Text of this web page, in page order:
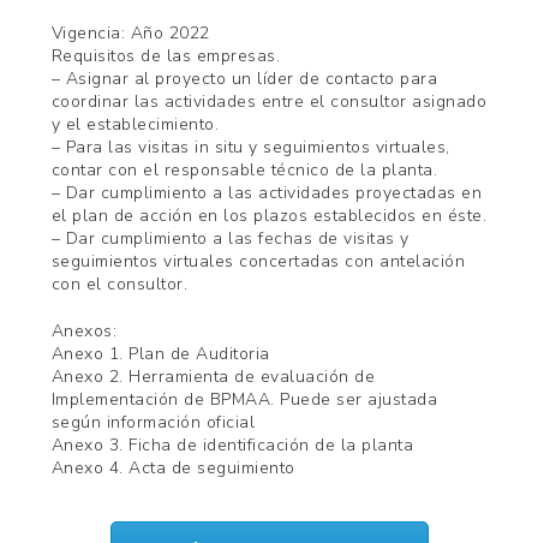
Vigencia: Año 2022
Requisitos de las empresas.
– Asignar al proyecto un líder de contacto para
coordinar las actividades entre el consultor asignado
y el establecimiento.
– Para las visitas in situ y seguimientos virtuales,
contar con el responsable técnico de la planta.
– Dar cumplimiento a las actividades proyectadas en
el plan de acción en los plazos establecidos en éste.
– Dar cumplimiento a las fechas de visitas y
seguimientos virtuales concertadas con antelación
con el consultor.
Anexos:
Anexo 1. Plan de Auditoria
Anexo 2. Herramienta de evaluación de
Implementación de BPMAA. Puede ser ajustada
según información oficial
Anexo 3. Ficha de identificación de la planta
Anexo 4. Acta de seguimiento